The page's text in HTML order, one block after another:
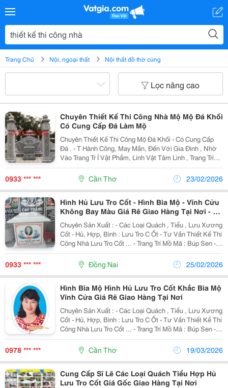
Trang Chủ Nội, ngoại thất Nội thất đồ thờ cúng
Lọc nâng cao
Chuyên Thiết Kế Thi Công Nhà Mộ Mộ Đá Khối
Có Cung Cấp Đá Làm Mộ
Chuyên Thiết Kế Thi Công Mộ Đá Khối - Có Cung Cấp
Đá . - T Hành Công, May Mắn, Đến Với Gia Đình , Nhờ
Vào Trang Tr Í Vật Phẩm, Linh Vật Tâm Linh , Trang Trí
Mộ - Nhà Thờ , Nhà Chùa... - Giao Hàng Tại Nơi Quý
Khách Miễn Phí . - Liên Hệ : 0946...
0933 *** *** Cần Thơ 23/02/2026
Hình Hủ Lưu Tro Cốt - Hình Bia Mộ - Vĩnh Cửu
Không Bay Màu Giá Rẽ Giao Hàng Tại Nơi - Có
Khắc Bia Mộ
Chuyên Sản Xuất : - Các Loại Quách , Tiểu , Lưu Xương
Cốt - Hủ, Hợp, Bình : Lưu Tro C Ốt - Tư Vấn Thiết Kế Thi
Công Nhà Lưu Tro Cốt ... - Trang Trí Mồ Mã : Búp Sen -
Kỳ Lân &Ndash; Chó - Lư Hương, Bát Nhan, Bình Bông
&Ndash; Đĩa -Thanh Gía Đá ,...
0933 *** *** Đồng Nai 25/02/2026
Hình Bia Mộ Hình Hủ Lưu Tro Cốt Khắc Bia Mộ
Vĩnh Cửa Giá Rẽ Giao Hàng Tại Nơi
Chuyên Sản Xuất : - Các Loại Quách , Tiểu , Lưu Xương
Cốt - Hủ, Hợp, Bình : Lưu Tro C Ốt - Tư Vấn Thiết Kế Thi
Công Nhà Lưu Tro Cốt ... - Trang Trí Mồ Mã : Búp Sen -
Kỳ Lân &Ndash; Chó - Lư Hương, Bát Nhan, Bình Bông
&Ndash; Đĩa -Thanh Gía Đá ,...
0978 *** *** Cần Thơ 19/03/2026
Cung Cấp Sĩ Lẽ Các Loại Quách Tiểu Hợp Hủ
Lưu Tro Cốt Giá Gốc Giao Hàng Tại Nơi